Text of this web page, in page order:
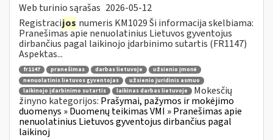
Web turinio sąrašas 2026-05-12
Registracijos numeris KM1029 Ši informacija skelbiama:
Pranešimas apie nenuolatinius Lietuvos gyventojus
dirbančius pagal laikinojo įdarbinimo sutartis (FR1147)
Aspektas...
fr1147 pranešimas darbas lietuvoje
užsienio įmonė
nenuolatinis lietuvos gyventojas
užsienio juridinis asmuo
laikinojo įdarbinimo sutartis
laikinas darbas lietuvoje
Mokesčių
žinyno kategorijos: Prašymai, pažymos ir mokėjimo
duomenys » Duomenų teikimas VMI » Pranešimas apie
nenuolatinius Lietuvos gyventojus dirbančius pagal
laikinoj